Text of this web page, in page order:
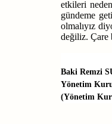
etkileri
gündeme
olmalıyız
değiliz. Çare
Baki Remzi
Yönetim
(Yönetim